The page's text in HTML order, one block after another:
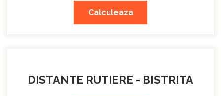
Calculeaza
DISTANTE RUTIERE - BISTRITA